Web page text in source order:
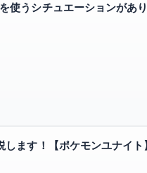
使うシチュエーションがあ
します！【ポケモンユナイ